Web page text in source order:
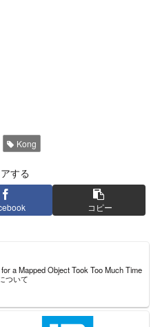
Kong
する
コピー
a Mapped Object Took Too Much Time
ついて